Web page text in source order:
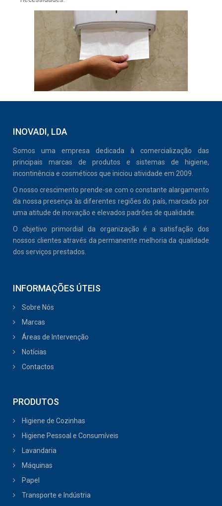
INOVADI, LDA
Somos uma empresa dedicada à comercialização das
principais marcas de produtos e sistemas de higiene,
incontinência e cosméticos que iniciou atividade em 2009.
O nosso crescimento prende-se com o constante alargamento
da nossa presença às diferentes regiões do país, marcado por
uma atitude de inovação e elevados padrões de qualidade.
O objetivo primordial da organização é a satisfação dos
nossos clientes através da permanente melhoria da qualidade
dos serviços prestados.
INFORMAÇÕES ÚTEIS
Sobre Nós
Marcas
Áreas de Intervenção
Notícias
Contactos
PRODUTOS
Higiene de Cozinhas
Higiene Pessoal e Consumíveis
Lavandaria
Máquinas
Papel
Transporte e Indústria